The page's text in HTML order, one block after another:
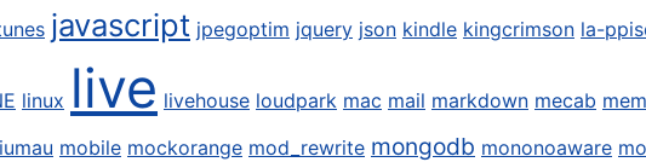
javascript jpegoptim jquery json kindle kingcrimson la-
linux live livehouse loudpark mac mail markdown mecab
mobile mockorange mod_rewrite mongodb mononoaware